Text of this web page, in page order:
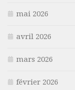
mai 2026
avril 2026
mars 2026
février 2026